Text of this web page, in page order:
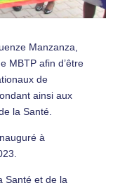
Manzanza,
MBTP afin d’être
de
ainsi aux
la Santé.
à
Santé et de la